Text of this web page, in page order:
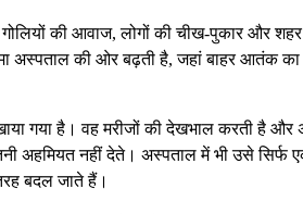
की आवाज, लोगों की चीख-पुकार और
अस्पताल की ओर बढ़ती है, जहां बाहर आतंक
गया है। वह मरीजों की देखभाल करती है और
अहमियत नहीं देते। अस्पताल में भी उसे सिर्फ
बदल जाते हैं।